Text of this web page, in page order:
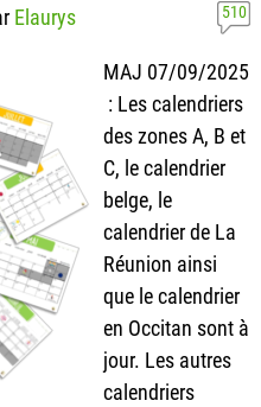
Elaurys 510
MAJ 07/09/2025
: Les calendriers
des zones A, B et
C, le calendrier
belge, le
calendrier de La
Réunion ainsi
que le calendrier
en Occitan sont à
jour. Les autres
calendriers